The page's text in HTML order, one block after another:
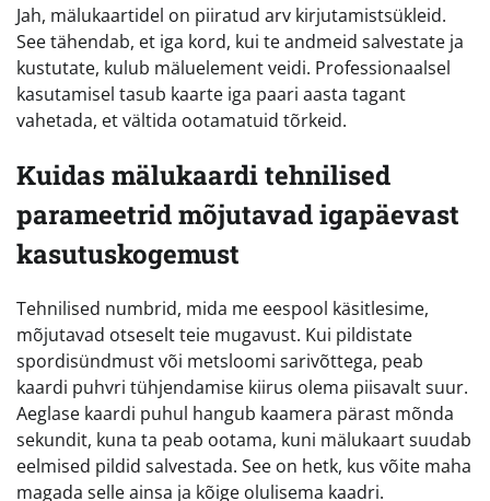
Jah, mälukaartidel on piiratud arv kirjutamistsükleid.
See tähendab, et iga kord, kui te andmeid salvestate ja
kustutate, kulub mäluelement veidi. Professionaalsel
kasutamisel tasub kaarte iga paari aasta tagant
vahetada, et vältida ootamatuid tõrkeid.
Kuidas mälukaardi tehnilised
parameetrid mõjutavad igapäevast
kasutuskogemust
Tehnilised numbrid, mida me eespool käsitlesime,
mõjutavad otseselt teie mugavust. Kui pildistate
spordisündmust või metsloomi sarivõttega, peab
kaardi puhvri tühjendamise kiirus olema piisavalt suur.
Aeglase kaardi puhul hangub kaamera pärast mõnda
sekundit, kuna ta peab ootama, kuni mälukaart suudab
eelmised pildid salvestada. See on hetk, kus võite maha
magada selle ainsa ja kõige olulisema kaadri.